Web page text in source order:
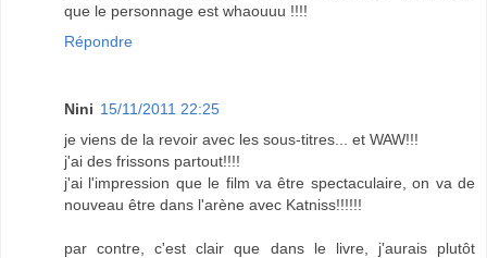
que le personnage est whaouuu !!!!
Répondre
Nini 15/11/2011 22:25
je viens de la revoir avec les sous-titres... et WAW!!!
j'ai des frissons partout!!!!
j'ai l'impression que le film va être spectaculaire, on va de
nouveau être dans l'arène avec Katniss!!!!!!
par contre, c'est clair que dans le livre, j'aurais plutôt